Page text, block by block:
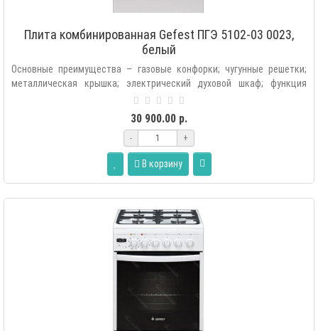
Плита комбинированная Gefest ПГЭ 5102-03 0023,
белый
Основные преимущества – газовые конфорки; чугунные решетки;
металлическая крышка; электрический духовой шкаф; функция
30 900.00 р.
- +
В корзину